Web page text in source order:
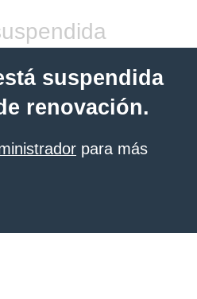
suspendida
renovación.
para más